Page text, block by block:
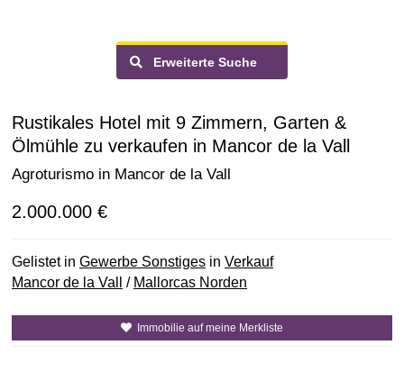
Erweiterte Suche
Rustikales Hotel mit 9 Zimmern, Garten &
Ölmühle zu verkaufen in Mancor de la Vall
Agroturismo in Mancor de la Vall
2.000.000 €
Gelistet in Gewerbe Sonstiges in Verkauf
Mancor de la Vall
/ Mallorcas Norden
Immobilie auf meine Merkliste